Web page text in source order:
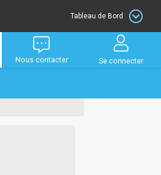
Tableau de Bord
Nous contacter Se connecter